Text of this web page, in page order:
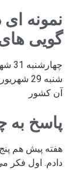
نمونه
گویی
شنبه 29
آن کشور
پاسخ به
هفته پیش هم
دادم. اول فکر